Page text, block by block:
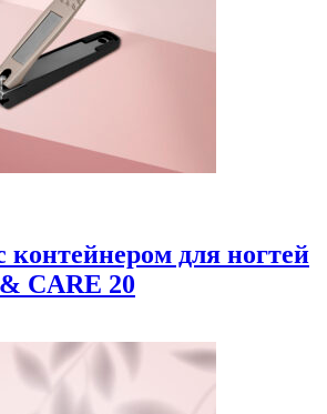
контейнером для ногтей
CARE 20